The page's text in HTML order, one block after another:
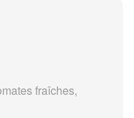
fraîches,